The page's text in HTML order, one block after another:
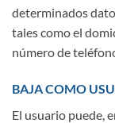
determinados
tales como el
número de
BAJA COMO
El usuario puede,